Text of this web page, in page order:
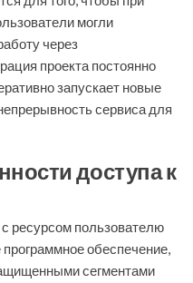
могли
через
проекта постоянно
запускает новые
сервиса для
доступа к
ресурсом пользователю
обеспечение,
сегментами